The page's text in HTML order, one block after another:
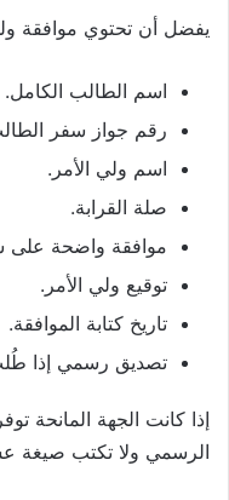
يفضل أن تحتوي موافقة
اسم الطالب الكامل.
رقم جواز سفر
اسم ولي الأمر.
صلة القرابة.
موافقة واضحة على
توقيع ولي الأمر.
تاريخ كتابة الموافقة.
تصديق رسمي إذا
إذا كانت الجهة المانحة
الرسمي ولا تكتب صيغة